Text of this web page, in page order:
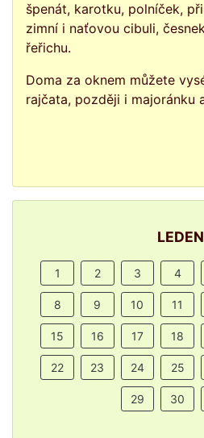
špenát, karotku, polníček,
zimní i naťovou cibuli,
řeřichu.
Doma za oknem můžete
rajčata, později i majoránku
LEDEN
1 2 3 4
8 9 10 11
15 16 17 18
22 23 24 25
29 30